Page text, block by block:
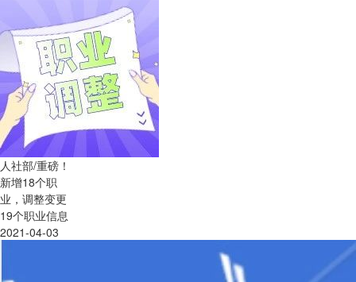
人社部/重磅！
新增18个职
业，调整变更
19个职业信息
2021-04-03